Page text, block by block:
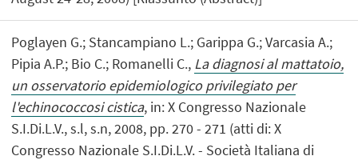
Poglayen G.; Stancampiano L.; Garippa G.; Varcasia A.;
Pipia A.P.; Bio C.; Romanelli C., La diagnosi al mattatoio,
un osservatorio epidemiologico privilegiato per
l'echinococcosi cistica, in: X Congresso Nazionale
S.I.Di.L.V., s.l, s.n, 2008, pp. 270 - 271 (atti di: X
Congresso Nazionale S.I.Di.L.V. - Società Italiana di